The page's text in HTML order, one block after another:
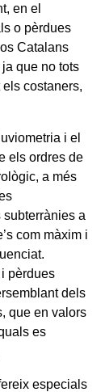
en el
o pèrdues
Catalans
que no tots
costaners,
i el
els ordres de
a més
a
com màxim i
pèrdues
dels
que en valors
es
especials